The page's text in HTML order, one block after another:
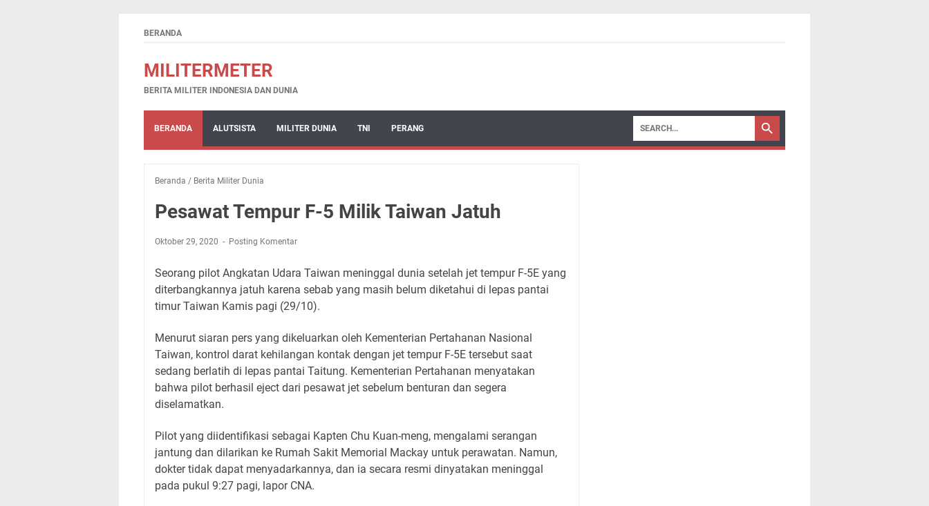
BERANDA
MILITERMETER
BERITA MILITER INDONESIA DAN DUNIA
BERANDA ALUTSISTA MILITER DUNIA TNI PERANG
Beranda / Berita Militer Dunia
Pesawat Tempur F-5 Milik Taiwan Jatuh
Oktober 29, 2020 Posting Komentar
Seorang pilot Angkatan Udara Taiwan meninggal dunia setelah jet tempur F-5E yang
diterbangkannya jatuh karena sebab yang masih belum diketahui di lepas pantai
timur Taiwan Kamis pagi (29/10).
Menurut siaran pers yang dikeluarkan oleh Kementerian Pertahanan Nasional
Taiwan, kontrol darat kehilangan kontak dengan jet tempur F-5E tersebut saat
sedang berlatih di lepas pantai Taitung. Kementerian Pertahanan menyatakan
bahwa pilot berhasil eject dari pesawat jet sebelum benturan dan segera
diselamatkan.
Pilot yang diidentifikasi sebagai Kapten Chu Kuan-meng, mengalami serangan
jantung dan dilarikan ke Rumah Sakit Memorial Mackay untuk perawatan. Namun,
dokter tidak dapat menyadarkannya, dan ia secara resmi dinyatakan meninggal
pada pukul 9:27 pagi, lapor CNA.